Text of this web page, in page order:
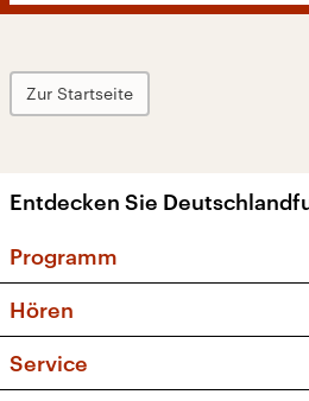
Zur Startseite
Entdecken Sie
Programm
Sendungen und
Musikliste
Hören
Frequenzen (UKW +
Service